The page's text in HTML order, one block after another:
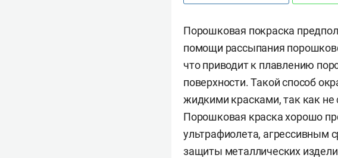
Порошковая покраска
помощи рассыпания
что приводит к плавлению
поверхности. Такой способ
жидкими красками, так как не
Порошковая краска хорошо
ультрафиолета, агрессивным
защиты металлических